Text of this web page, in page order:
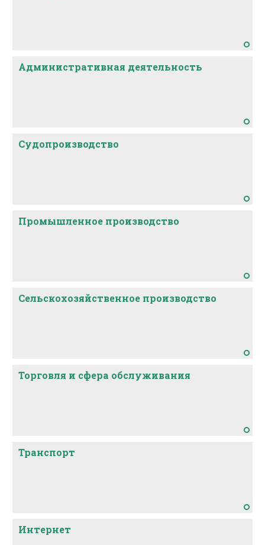
Административная деятельность
Судопроизводство
Промышленное производство
Сельскохозяйственное производство
Торговля и сфера обслуживания
Транспорт
Интернет